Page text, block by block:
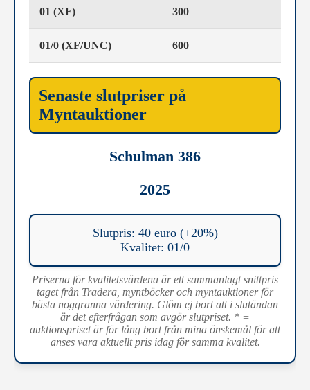
01 (XF) 300
01/0 (XF/UNC) 600
Senaste slutpriser på
Myntauktioner
Schulman 386
2025
Slutpris: 40 euro (+20%)
Kvalitet: 01/0
Priserna för kvalitetsvärdena är ett sammanlagt snittpris
taget från Tradera, myntböcker och myntauktioner för
bästa noggranna värdering. Glöm ej bort att i slutändan
är det efterfrågan som avgör slutpriset. * =
auktionspriset är för lång bort från mina önskemål för att
anses vara aktuellt pris idag för samma kvalitet.